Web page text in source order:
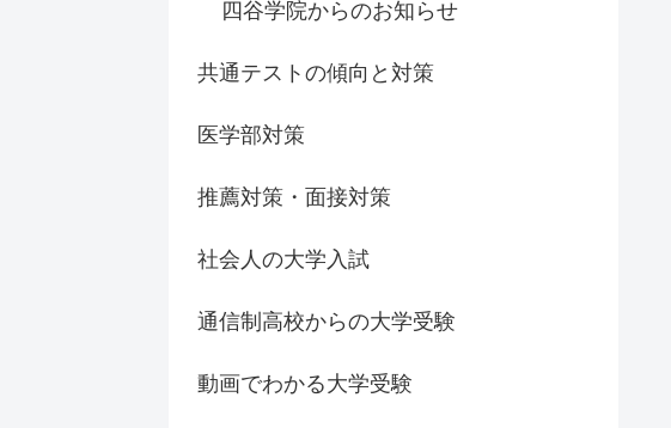
四谷学院からのお知らせ
共通テストの傾向と対策
医学部対策
推薦対策・面接対策
社会人の大学入試
通信制高校からの大学受験
動画でわかる大学受験